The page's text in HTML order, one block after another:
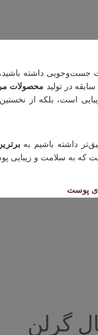
جست‌وجویی داشته
محصولات
است، بلکه از
داشته باشیم به
که به سلامت و زیبایی
گرلن